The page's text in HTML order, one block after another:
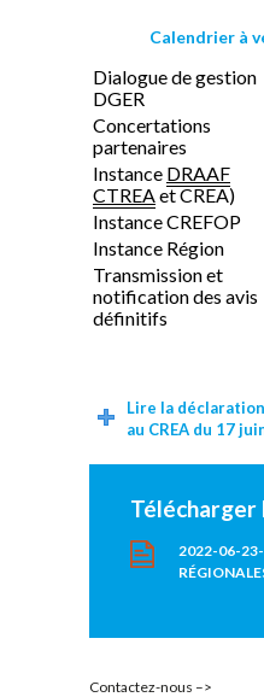
Calendrier à
Dialogue de gestion
DGER
Concertations
partenaires
Instance DRAAF
CTREA et CREA)
Instance CREFOP
Instance Région
Transmission et
notification des avis
définitifs
Lire la
au CREA du 17
Télécharger
2022-06-
Contactez-nous –>